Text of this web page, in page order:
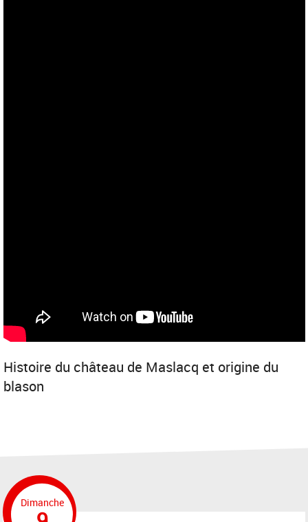
Histoire du château de Maslacq et origine du
blason
Dimanche